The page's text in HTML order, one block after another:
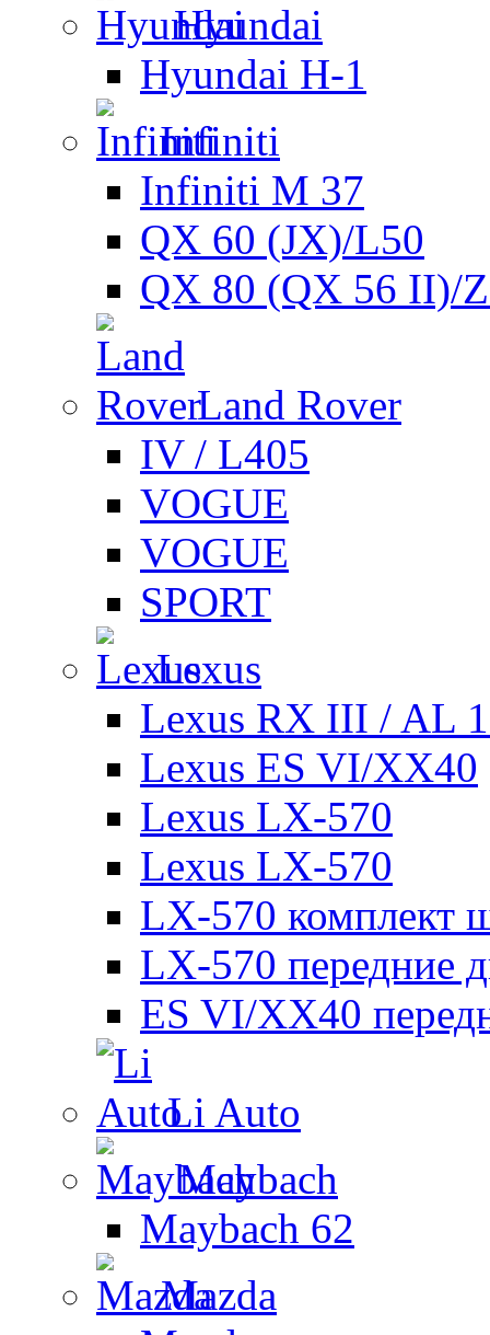
Hyundai
Hyundai H-1
Infiniti
Infiniti M 37
QX 60 (JX)/L50
QX 80 (QX 56 II)/
Land Rover
IV / L405
VOGUE
VOGUE
SPORT
Lexus
Lexus RX III / AL
Lexus ES VI/XX40
Lexus LX-570
Lexus LX-570
LX-570 комплект
LX-570 передние
ES VI/XX40
Li Auto
Maybach
Maybach 62
Mazda